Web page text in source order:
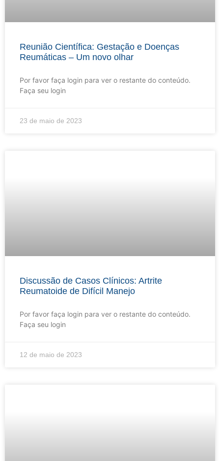
Reunião Científica: Gestação e Doenças
Reumáticas – Um novo olhar
Por favor faça login para ver o restante do conteúdo.
Faça seu login
23 de maio de 2023
Discussão de Casos Clínicos: Artrite
Reumatoide de Difícil Manejo
Por favor faça login para ver o restante do conteúdo.
Faça seu login
12 de maio de 2023